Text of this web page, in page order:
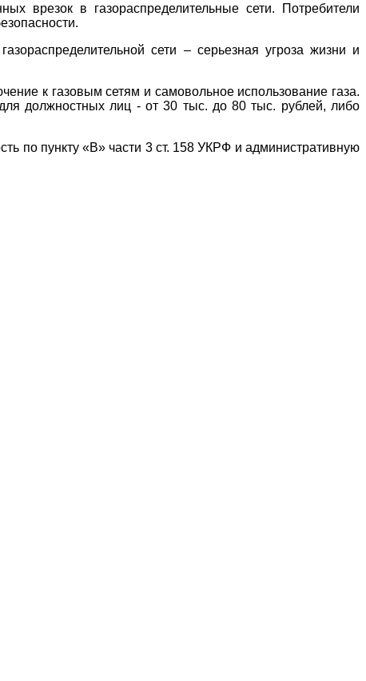
врезок в газораспределительные сети. Потребители
сети – серьезная угроза жизни и
к газовым сетям и самовольное использование газа.
должностных лиц - от 30 тыс. до 80 тыс. рублей, либо
по пункту «В» части 3 ст. 158 УКРФ и административную